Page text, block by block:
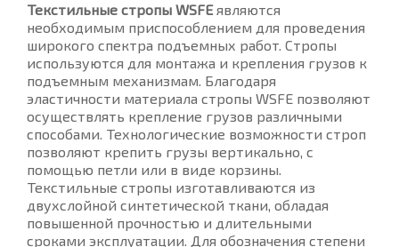
Текстильные стропы WSFEявляются
необходимым приспособлением для проведения
широкого спектра подъемных работ. Стропы
используются для монтажа и крепления грузов к
подъемным механизмам. Благодаря
эластичности материала стропы WSFE позволяют
осуществлять крепление грузов различными
способами. Технологические возможности строп
позволяют крепить грузы вертикально, с
помощью петли или в виде корзины.
Текстильные стропы изготавливаются из
двухслойной синтетической ткани, обладая
повышенной прочностью и длительными
сроками эксплуатации. Для обозначения степени